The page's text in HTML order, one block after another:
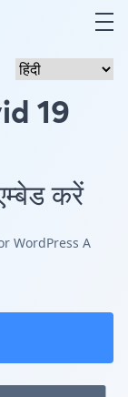
19
करें
for WordPress A